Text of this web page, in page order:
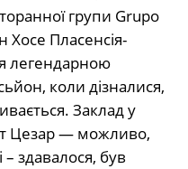
групи Grupo
Хосе Пласенсія-
легендарною
коли дізналися,
Заклад у
Цезар — можливо,
– здавалося, був